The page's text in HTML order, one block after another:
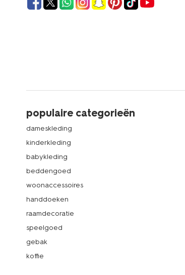
populaire categorieën
dameskleding
kinderkleding
babykleding
beddengoed
woonaccessoires
handdoeken
raamdecoratie
speelgoed
gebak
koffie